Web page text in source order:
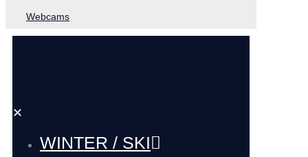
Webcams
✕
WINTER / SKI